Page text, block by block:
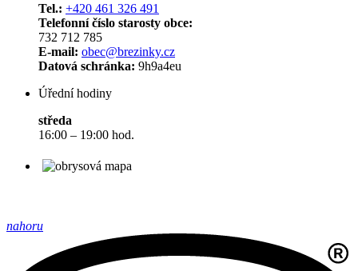
Tel.: +420 461 326 491
Telefonní číslo starosty obce:
732 712 785
E-mail: obec@brezinky.cz
Datová schránka: 9h9a4eu
Úřední hodiny
středa
16:00 – 19:00 hod.
nahoru